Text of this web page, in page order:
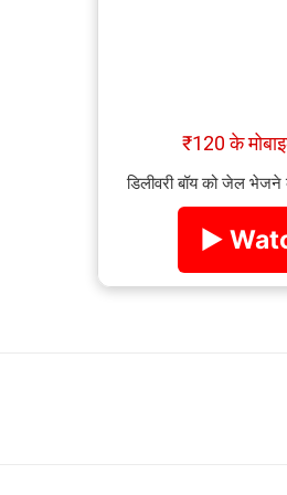
₹120 के
डिलीवरी बॉय को जेल
▶